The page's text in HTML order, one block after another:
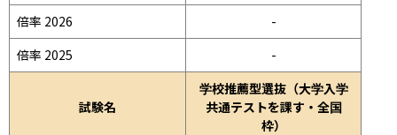
倍率 2026
-
倍率 2025
-
試験名
学校推薦型選抜（大学入学
共通テストを課す・全国
枠）